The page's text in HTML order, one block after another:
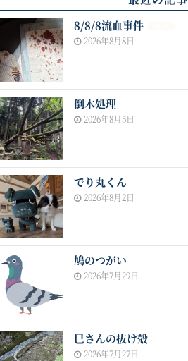
8/8/8流血事件
2026年8月8日
倒木処理
2026年8月5日
でり丸くん
2026年8月2日
鳩のつがい
2026年7月29日
巳さんの抜け殻
2026年7月27日